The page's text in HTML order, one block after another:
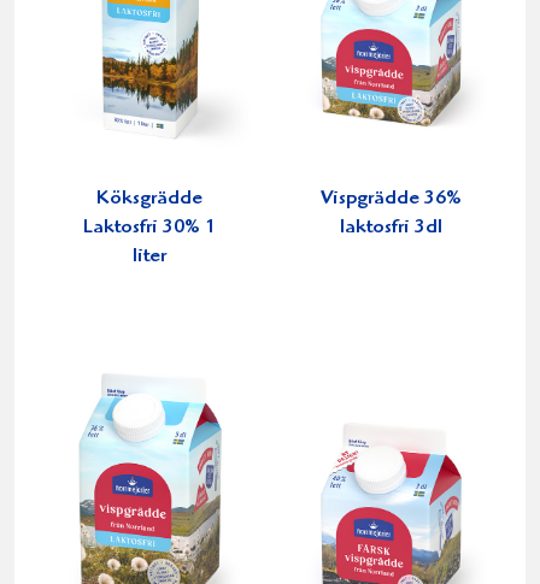
Köksgrädde
Laktosfri 30% 1
liter
Vispgrädde 36%
laktosfri 3dl